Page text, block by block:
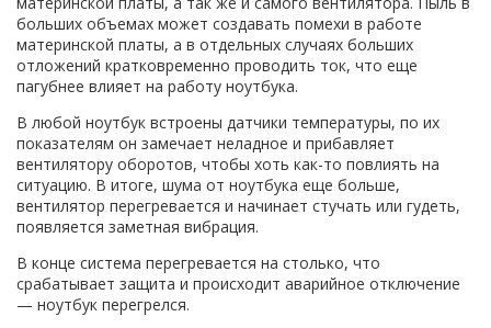
больших объемах может создавать помехи в работе
материнской платы, а в отдельных случаях больших
отложений кратковременно проводить ток, что еще
пагубнее влияет на работу ноутбука.
В любой ноутбук встроены датчики температуры, по их
показателям он замечает неладное и прибавляет
вентилятору оборотов, чтобы хоть как-то повлиять на
ситуацию. В итоге, шума от ноутбука еще больше,
вентилятор перегревается и начинает стучать или гудеть,
появляется заметная вибрация.
В конце система перегревается на столько, что
срабатывает защита и происходит аварийное отключение
— ноутбук перегрелся.